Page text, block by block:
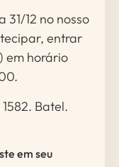
12 no nosso
entrar
em horário
Batel.
em seu